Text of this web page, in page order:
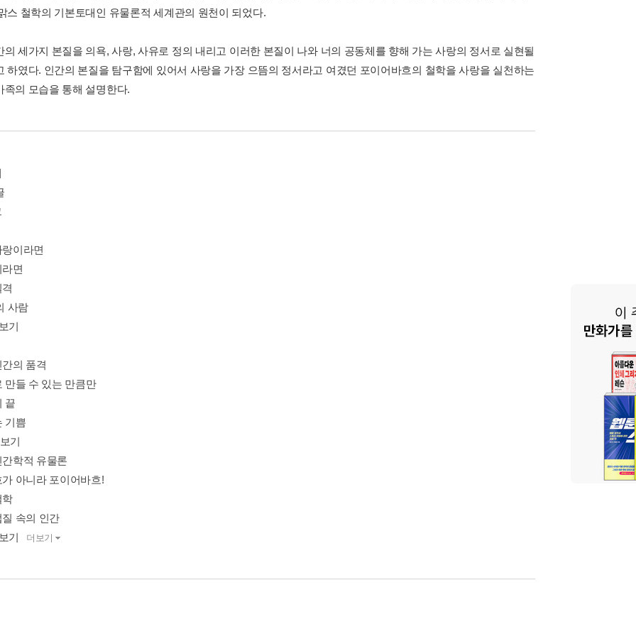
스 철학의 기본토대인 유물론적 세계관의 원천이 되었다.
의 세가지 본질을 의욕, 사랑, 사유로 정의 내리고 이러한 본질이 나와 너의 공동체를 향해 가는 사랑의 정서로 실현될
하였다. 인간의 본질을 탐구함에 있어서 사랑을 가장 으뜸의 정서라고 여겼던 포이어바흐의 철학을 사랑을 실천하는
족의 모습을 통해 설명한다.
이라면
면
사람
기
의 품격
만들 수 있는 만큼만
끝
기쁨
기
학적 유물론
아니라 포이어바흐!
학
속의 인간
기
더보기